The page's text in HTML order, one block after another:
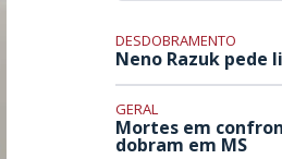
DESDOBRAMENTO
Neno Razuk pede
GERAL
Mortes em
dobram em MS